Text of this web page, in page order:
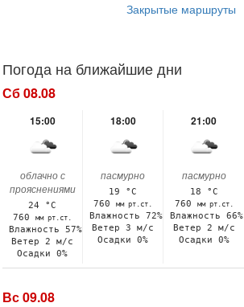
Закрытые маршруты
Погода на ближайшие дни
Сб 08.08
15:00
облачно с
прояснениями
24 °C
760 мм рт.ст.
Влажность 57%
Ветер 2 м/с
Осадки 0%
18:00
пасмурно
19 °C
760 мм рт.ст.
Влажность 72%
Ветер 3 м/с
Осадки 0%
21:00
пасмурно
18 °C
760
мм рт.ст.
Влажность 66%
Ветер 2 м/с
Осадки 0%
Вс 09.08